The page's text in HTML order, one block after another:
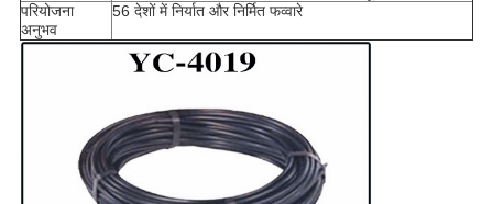
परियोजना
अनुभव
56 देशों में निर्यात और निर्मित फव्वारे